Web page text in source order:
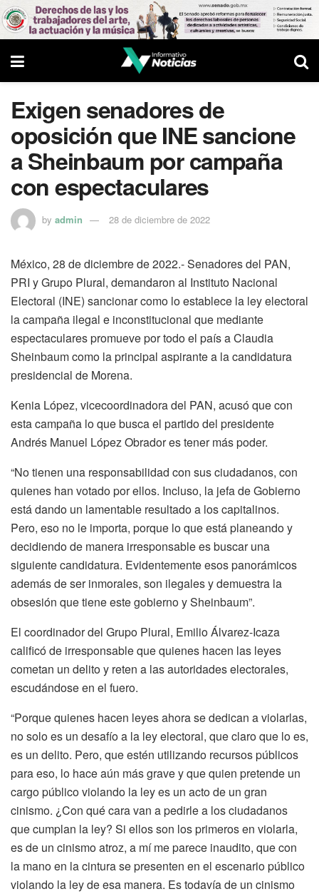
Exigen senadores de
oposición que INE sancione
a Sheinbaum por campaña
con espectaculares
by admin 28 de diciembre de 2022
México, 28 de diciembre de 2022.- Senadores del PAN,
PRI y Grupo Plural, demandaron al Instituto Nacional
Electoral (INE) sancionar como lo establece la ley electoral
la campaña ilegal e inconstitucional que mediante
espectaculares promueve por todo el país a Claudia
Sheinbaum como la principal aspirante a la candidatura
presidencial de Morena.
Kenia López, vicecoordinadora del PAN, acusó que con
esta campaña lo que busca el partido del presidente
Andrés Manuel López Obrador es tener más poder.
“No tienen una responsabilidad con sus ciudadanos, con
quienes han votado por ellos. Incluso, la jefa de Gobierno
está dando un lamentable resultado a los capitalinos.
Pero, eso no le importa, porque lo que está planeando y
decidiendo de manera irresponsable es buscar una
siguiente candidatura. Evidentemente esos panorámicos
además de ser inmorales, son ilegales y demuestra la
obsesión que tiene este gobierno y Sheinbaum”.
El coordinador del Grupo Plural, Emilio Álvarez-Icaza
calificó de irresponsable que quienes hacen las leyes
cometan un delito y reten a las autoridades electorales,
escudándose en el fuero.
“Porque quienes hacen leyes ahora se dedican a violarlas,
no solo es un desafío a la ley electoral, que claro que lo es,
es un delito. Pero, que estén utilizando recursos públicos
para eso, lo hace aún más grave y que quien pretende un
cargo público violando la ley es un acto de un gran
cinismo. ¿Con qué cara van a pedirle a los ciudadanos
que cumplan la ley? Si ellos son los primeros en violarla,
es de un cinismo atroz, a mí me parece inaudito, que con
la mano en la cintura se presenten en el escenario público
violando la ley de esa manera. Es todavía de un cinismo